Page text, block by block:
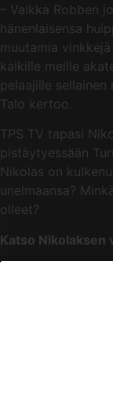
– Vaikka Robben
hänenlaisensa
muutamia
kaikille meille
pelaajille
Talo kertoo.
TPS TV tapasi
pistäytyessään
Nikolas on
unelmaansa?
olleet?
Katso Nikolaksen